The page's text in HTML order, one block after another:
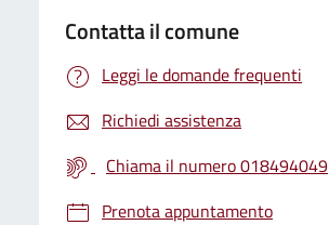
Contatta il comune
Leggi le domande frequenti
Richiedi assistenza
Chiama il numero 018494049
Prenota appuntamento